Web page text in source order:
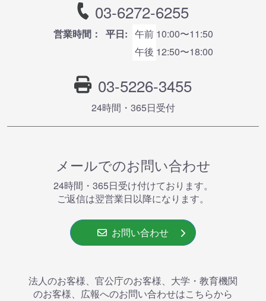
03-6272-6255
営業時間： 平日: 午前 10:00〜11:50
午後 12:50〜18:00
03-5226-3455
24時間・365⽇受付
メールでのお問い合わせ
24時間・365⽇受け付けております。
ご返信は翌営業⽇以降になります。
お問い合わせ
法人のお客様、官公庁のお客様、大学・教育機関
のお客様、広報へのお問い合わせはこちらから